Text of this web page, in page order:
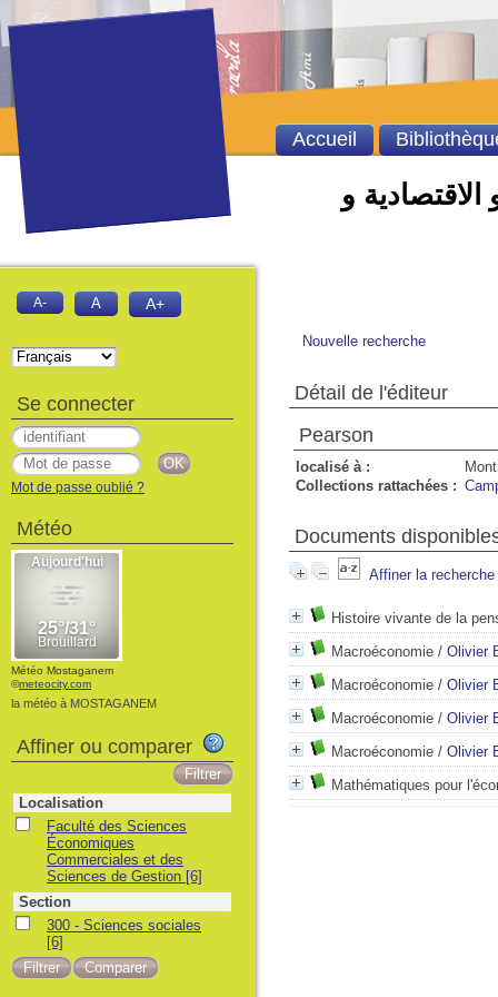
الاقتصادية و
Nouvelle recherche
Détail de l'éditeur
Pearson
localisé à :
Collections rattachées :
Documents
Affiner la recherche
Histoire vivante de la
Macroéconomie / Olivier
Macroéconomie / Olivier
Macroéconomie / Olivier
Macroéconomie / Olivier
Mathématiques pour
Accueil
A- A A+
Se connecter
Mot de passe oublié ?
Météo
Météo Mostaganem
©meteocity.com
la météo à MOSTAGANEM
Affiner ou comparer
Localisation
Faculté des Sciences
Économiques
Commerciales et des
Sciences de Gestion [6]
Section
300 - Sciences sociales
[6]